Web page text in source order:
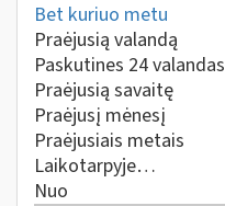
Bet kuriuo metu
Praėjusią valandą
Paskutines 24 valandas
Praėjusią savaitę
Praėjusį mėnesį
Praėjusiais metais
Laikotarpyje…
Nuo